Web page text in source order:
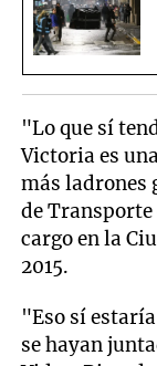
"Lo que sí
Victoria es
más ladrones
de
cargo en la
2015.
"Eso sí
se hayan